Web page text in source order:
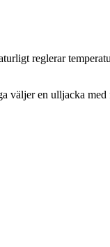
reglerar
väljer en ulljacka